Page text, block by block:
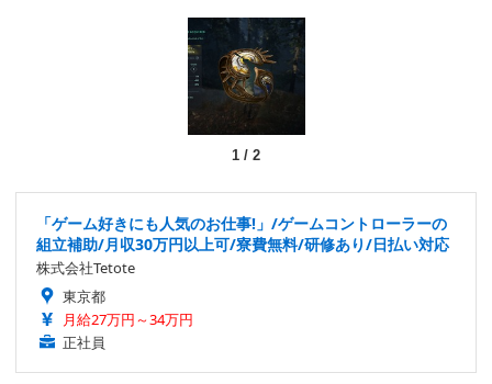
1/ 2
「ゲーム好きにも人気のお仕事!」/ゲームコントローラーの
組立補助/月収30万円以上可/寮費無料/研修あり/日払い対応
株式会社Tetote
東京都
月給27万円～34万円
正社員